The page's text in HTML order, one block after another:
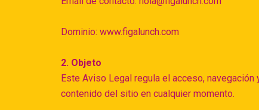
Dominio: www.figalunch.com
2. Objeto
Este Aviso Legal regula el acceso,
contenido del sitio en cualquier momento.